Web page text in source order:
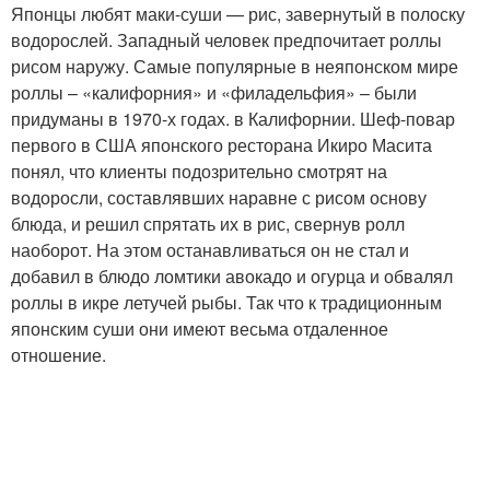
Японцы любят маки-суши — рис, завернутый в полоску
водорослей. Западный человек предпочитает роллы
рисом наружу. Самые популярные в неяпонском мире
роллы – «калифорния» и «филадельфия» – были
придуманы в 1970-х годах. в Калифорнии. Шеф-повар
первого в США японского ресторана Икиро Масита
понял, что клиенты подозрительно смотрят на
водоросли, составлявших наравне с рисом основу
блюда, и решил спрятать их в рис, свернув ролл
наоборот. На этом останавливаться он не стал и
добавил в блюдо ломтики авокадо и огурца и обвалял
роллы в икре летучей рыбы. Так что к традиционным
японским суши они имеют весьма отдаленное
отношение.